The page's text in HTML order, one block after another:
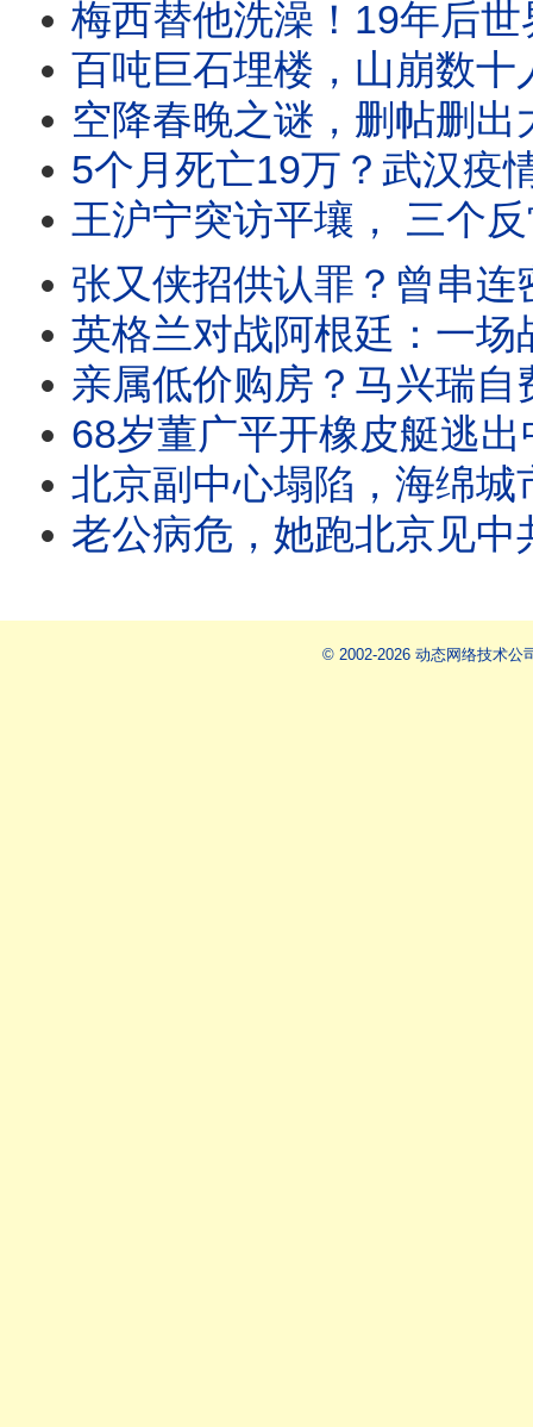
梅西替他洗澡！19年后世界杯决赛正面对决，命
百吨巨石埋楼，山崩数十人遇难；建筑物被推入江，目击者吓到腿
空降春晚之谜，删帖删出大鱼；全网问她是谁的女人？马兴瑞和
5个月死亡19万？武汉疫情恐怖真相？川普引爆炸弹，美中冷战开
王沪宁突访平壤， 三个反常待解？习“金家路线”摊牌？40天三波互动，
张又侠招供认罪？曾串连密谋废习；复国党行动迅猛，习访沪陆空封
英格兰对战阿根廷：一场战争，一只上帝之手，一张
亲属低价购房？马兴瑞自费嫖娼？荣丽或临极刑？马兴瑞案涉万亿？荣丽编织政治
68岁董广平开橡皮艇逃出中国！漂了三十多小时，逃了整整十年；同伴在泰国机场登机
北京副中心塌陷，海绵城市现形；暴雨连降逾8小时，沈阳水深6米；逾千人罹难
老公病危，她跑北京见中共高官！赵小兰被骂“百分百中共间谍”；一
© 2002-2026 动态网络技术公